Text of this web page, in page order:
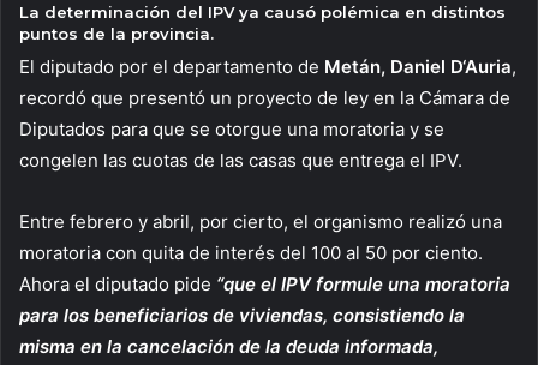
La determinación del IPV ya causó polémica en distintos
puntos de la provincia.
El diputado por el departamento de Metán, Daniel D‘Auria,
recordó que presentó un proyecto de ley en la Cámara de
Diputados para que se otorgue una moratoria y se
congelen las cuotas de las casas que entrega el IPV.
Entre febrero y abril, por cierto, el organismo realizó una
moratoria con quita de interés del 100 al 50 por ciento.
Ahora el diputado pide “que el IPV formule una moratoria
para los beneficiarios de viviendas, consistiendo la
misma en la cancelación de la deuda informada,